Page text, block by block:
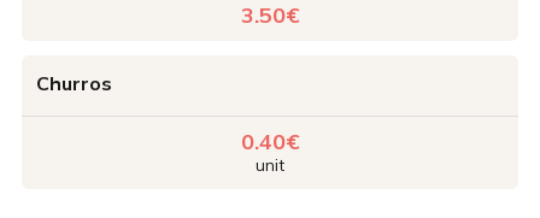
3.50€
Churros
0.40€
unit